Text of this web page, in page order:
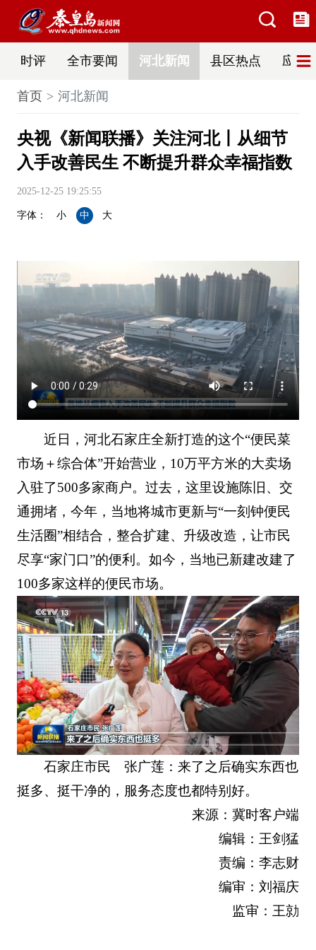
时评 全市要闻 河北新闻 县区热点 应急
首页 河北新闻
央视《新闻联播》关注河北丨从细节
入手改善民生 不断提升群众幸福指数
2025-12-25 19:25:55
字体： 小 中 大
近日，河北石家庄全新打造的这个“便民菜
市场＋综合体”开始营业，10万平方米的大卖场
入驻了500多家商户。过去，这里设施陈旧、交
通拥堵，今年，当地将城市更新与“一刻钟便民
生活圈”相结合，整合扩建、升级改造，让市民
尽享“家门口”的便利。如今，当地已新建改建了
100多家这样的便民市场。
石家庄市民 张广莲：来了之后确实东西也
挺多、挺干净的，服务态度也都特别好。
来源：冀时客户端
编辑：王剑猛
责编：李志财
编审：刘福庆
监审：王勍